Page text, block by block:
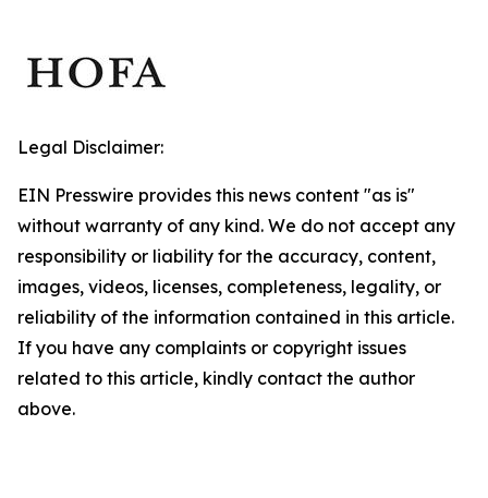
Legal Disclaimer:
EIN Presswire provides this news content "as is"
without warranty of any kind. We do not accept any
responsibility or liability for the accuracy, content,
images, videos, licenses, completeness, legality, or
reliability of the information contained in this article.
If you have any complaints or copyright issues
related to this article, kindly contact the author
above.